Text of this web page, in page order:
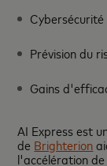
Cybersécurité
Prévision du
Gains
AI Express est
de Brighterion
l'accélération